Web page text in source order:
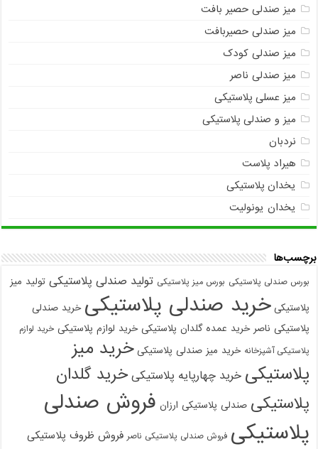
میز صندلی حصیر بافت
میز صندلی حصیربافت
میز صندلی کودک
میز صندلی ناصر
میز عسلی پلاستیکی
میز و صندلی پلاستیکی
نردبان
هیراد پلاست
یخدان پلاستیکی
یخدان یونولیت
برچسب‌ها
بورس صندلی پلاستیکی بورس میز پلاستیکی تولید صندلی پلاستیکی تولید میز
پلاستیکی خرید صندلی پلاستیکی خرید صندلی
پلاستیکی ناصر خرید عمده گلدان پلاستیکی خرید لوازم پلاستیکی خرید لوازم
پلاستیکی آشپزخانه خرید میز صندلی پلاستیکی خرید میز
پلاستیکی خرید چهارپایه پلاستیکی خرید گلدان
پلاستیکی صندلی پلاستیکی ارزان فروش صندلی
پلاستیکی فروش صندلی پلاستیکی ناصر فروش ظروف پلاستیکی